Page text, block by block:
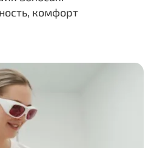
комфорт